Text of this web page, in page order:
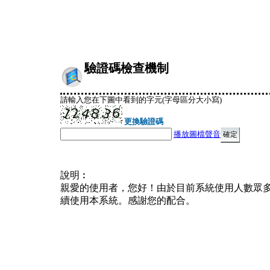
驗證碼檢查機制
請輸入您在下圖中看到的字元(字母區分大小寫)
更換驗證碼
播放圖檔聲音
說明︰
親愛的使用者，您好！由於目前系統使用人數眾
續使用本系統。感謝您的配合。